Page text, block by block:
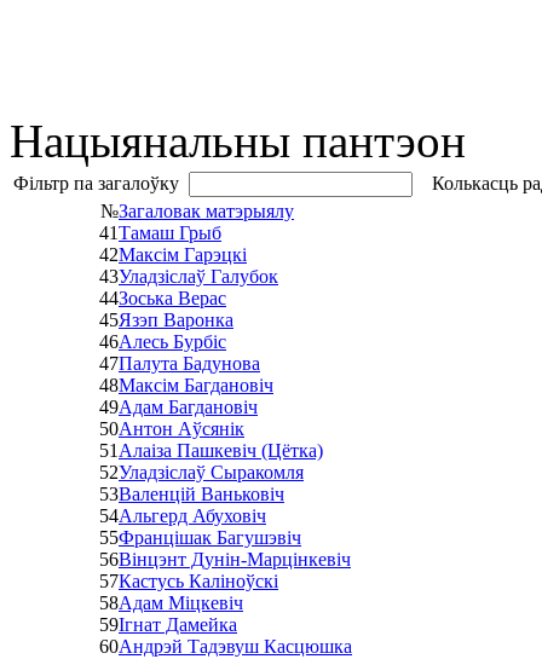
Нацыянальны пантэон
Фільтр па загалоўку
Колькасць
№Загаловак матэрыялу
41Тамаш Грыб
42Максім Гарэцкі
43Уладзіслаў Галубок
44Зоська Верас
45Язэп Варонка
46Алесь Бурбіс
47Палута Бадунова
48Максім Багдановіч
49Адам Багдановіч
50Антон Аўсянік
51 Алаіза Пашкевіч (Цётка)
52Уладзіслаў Сыракомля
53Валенцій Ваньковіч
54Альгерд Абуховіч
55Францішак Багушэвіч
56Вінцэнт Дунін-Марцінкевіч
57Кастусь Каліноўскі
58Адам Міцкевіч
59Ігнат Дамейка
60Андрэй Тадэвуш Касцюшка